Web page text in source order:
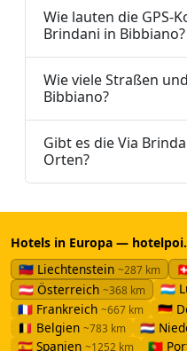
Wie lauten die GPS-
Brindani in Bibbiano?
Wie viele Straßen
Bibbiano?
Gibt es die Via
Orten?
Hotels in Europa —
🇱🇮 Liechtenstein ~287 km
🇦🇹 Österreich ~368 km 🇱🇺
🇫🇷 Frankreich ~667 km 🇩🇪
🇧🇪 Belgien ~783 km 🇳🇱
🇪🇸 Spanien ~1252 km 🇵🇹